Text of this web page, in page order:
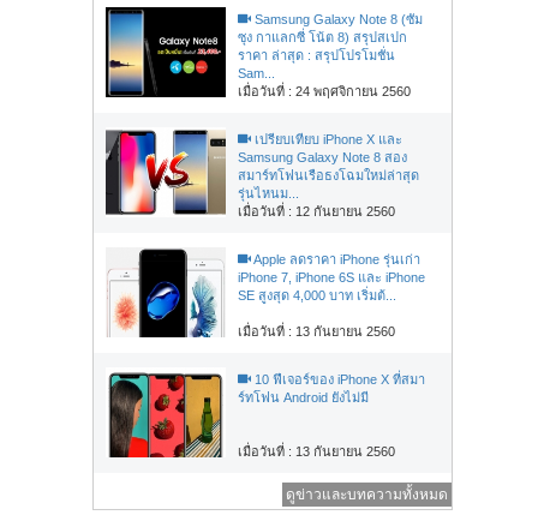
Samsung Galaxy Note 8 (ซัม
ซุง กาแลกซี่ โน้ต 8) สรุปสเปก
ราคา ล่าสุด : สรุปโปรโมชั่น
Sam...
เมื่อวันที่ : 24 พฤศจิกายน 2560
เปรียบเทียบ iPhone X และ
Samsung Galaxy Note 8 สอง
สมาร์ทโฟนเรือธงโฉมใหม่ล่าสุด
รุ่นไหนม...
เมื่อวันที่ : 12 กันยายน 2560
Apple ลดราคา iPhone รุ่นเก่า
iPhone 7, iPhone 6S และ iPhone
SE สูงสุด 4,000 บาท เริ่มต้...
เมื่อวันที่ : 13 กันยายน 2560
10 ฟีเจอร์ของ iPhone X ที่สมา
ร์ทโฟน Android ยังไม่มี
เมื่อวันที่ : 13 กันยายน 2560
ดูข่าวและบทความทั้งหมด